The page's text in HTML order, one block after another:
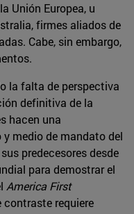
Unión Europea, u
firmes aliados de
Cabe, sin embargo,
la falta de perspectiva
definitiva de la
hacen una
medio de mandato del
predecesores desde
para demostrar el
America First
contraste requiere